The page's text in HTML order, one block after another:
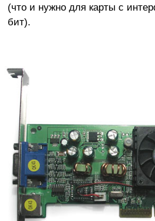
(что и нужно для карты с
бит).